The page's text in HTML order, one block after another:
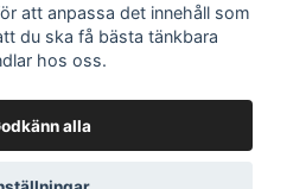
Nästa sida
att anpassa det innehåll som
du ska få bästa tänkbara
hos oss.
alla